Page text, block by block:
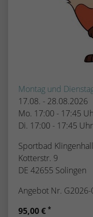
Montag und
17.08. - 28.08.2026
Mo. 17:00 - 17:45
Di. 17:00 - 17:45 Uhr
Sportbad
Kotterstr. 9
DE 42655 Solingen
Angebot Nr.
95,00 € *